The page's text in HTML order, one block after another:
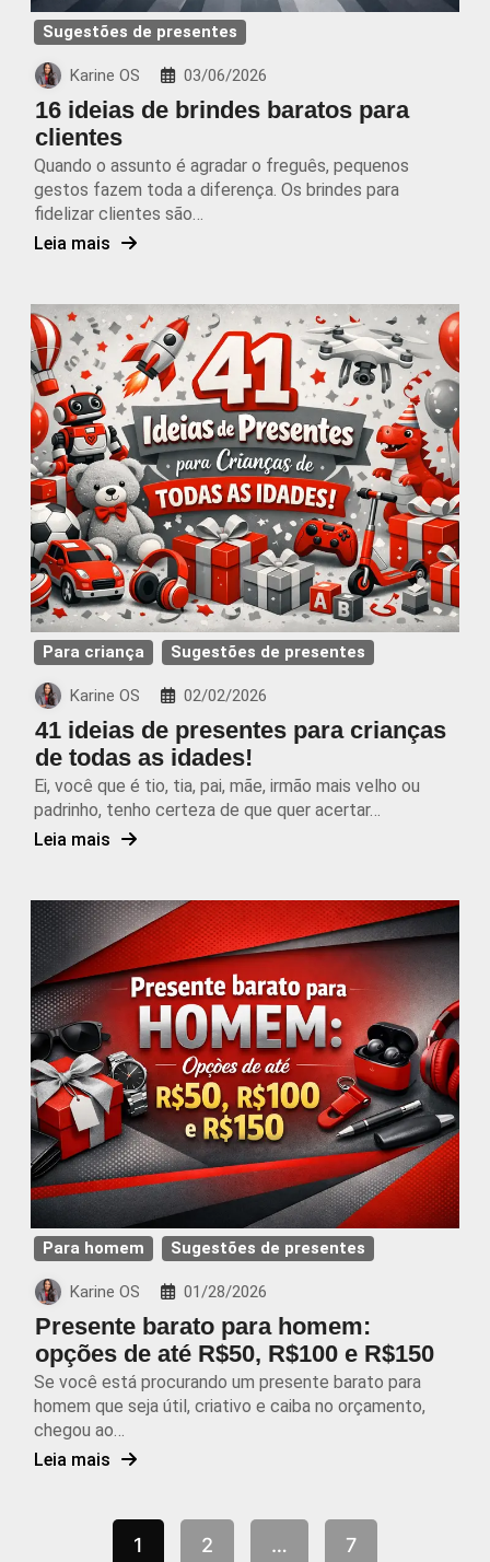
Sugestões de presentes
Karine OS 03/06/2026
16 ideias de brindes baratos para
clientes
Quando o assunto é agradar o freguês, pequenos
gestos fazem toda a diferença. Os brindes para
fidelizar clientes são…
Leia mais
Para criança Sugestões de presentes
Karine OS 02/02/2026
41 ideias de presentes para crianças
de todas as idades!
Ei, você que é tio, tia, pai, mãe, irmão mais velho ou
padrinho, tenho certeza de que quer acertar…
Leia mais
Para homem Sugestões de presentes
Karine OS 01/28/2026
Presente barato para homem:
opções de até R$50, R$100 e R$150
Se você está procurando um presente barato para
homem que seja útil, criativo e caiba no orçamento,
chegou ao…
Leia mais
1 2 … 7